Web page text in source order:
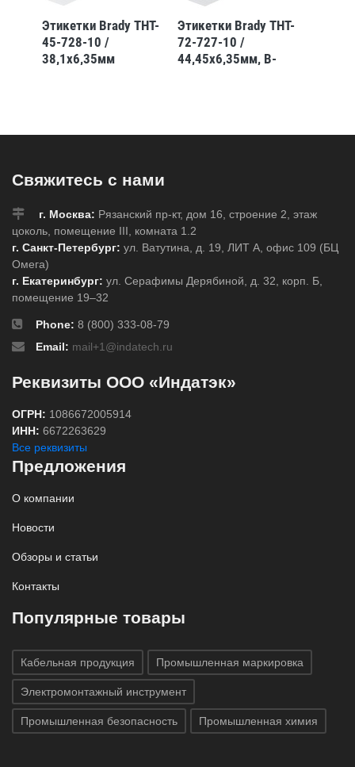
Этикетки Brady THT-
45-728-10 /
38,1x6,35мм
Этикетки Brady THT-
72-727-10 /
44,45x6,35мм, B-
Свяжитесь с нами
г. Москва: Рязанский пр-кт, дом 16, строение 2, этаж
цоколь, помещение III, комната 1.2
г. Санкт-Петербург: ул. Ватутина, д. 19, ЛИТ А, офис 109 (БЦ
Омега)
г. Екатеринбург: ул. Серафимы Дерябиной, д. 32, корп. Б,
помещение 19–32
Phone: 8 (800) 333-08-79
Email: mail+1@indatech.ru
Реквизиты ООО «Индатэк»
ОГРН: 1086672005914
ИНН: 6672263629
Все реквизиты
Предложения
О компании
Новости
Обзоры и статьи
Контакты
Популярные товары
Кабельная продукция Промышленная маркировка
Электромонтажный инструмент
Промышленная безопасность Промышленная химия